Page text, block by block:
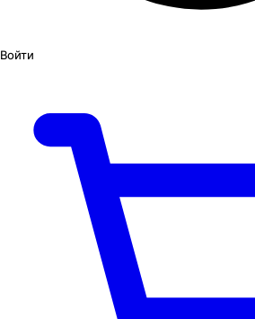
Войти